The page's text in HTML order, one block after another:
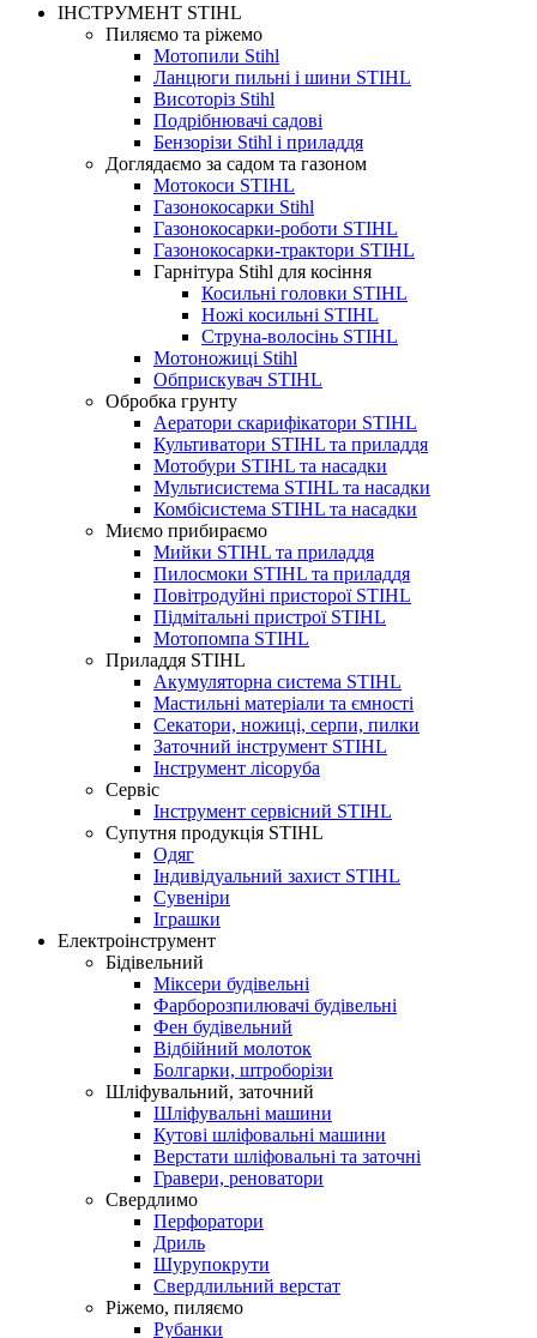
ІНСТРУМЕНТ STIHL
Пиляємо та ріжемо
Мотопили Stihl
Ланцюги пильні і шини STIHL
Висоторіз Stihl
Подрібнювачі садові
Бензорізи Stihl і приладдя
Доглядаємо за садом та газоном
Мотокоси STIHL
Газонокосарки Stihl
Газонокосарки-роботи STIHL
Газонокосарки-трактори STIHL
Гарнітура Stihl для косіння
Косильні головки STIHL
Ножі косильні STIHL
Струна-волосінь STIHL
Мотоножиці Stihl
Обприскувач STIHL
Обробка грунту
Аератори скарифікатори STIHL
Культиватори STIHL та приладдя
Мотобури STIHL та насадки
Мультисистема STIHL та насадки
Комбісистема STIHL та насадки
Миємо прибираємо
Мийки STIHL та приладдя
Пилосмоки STIHL та приладдя
Повітродуйні присторої STIHL
Підмітальні пристрої STIHL
Мотопомпа STIHL
Приладдя STIHL
Акумуляторна система STIHL
Мастильні матеріали та ємності
Секатори, ножиці, серпи, пилки
Заточний інструмент STIHL
Інструмент лісоруба
Сервіс
Інструмент сервісний STIHL
Супутня продукція STIHL
Одяг
Індивідуальний захист STIHL
Сувеніри
Іграшки
Електроінструмент
Бідівельний
Міксери будівельні
Фарборозпилювачі будівельні
Фен будівельний
Відбійний молоток
Болгарки, штроборізи
Шліфувальний, заточний
Шліфувальні машини
Кутові шліфовальні машини
Верстати шліфовальні та заточні
Гравери, реноватори
Свердлимо
Перфоратори
Дриль
Шурупокрути
Свердлильний верстат
Ріжемо, пиляємо
Рубанки